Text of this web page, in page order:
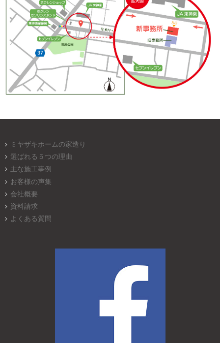
ミヤザキホームの家造り
選ばれる５つの理由
主な施工事例
お客様の声集
会社概要
資料請求
よくある質問